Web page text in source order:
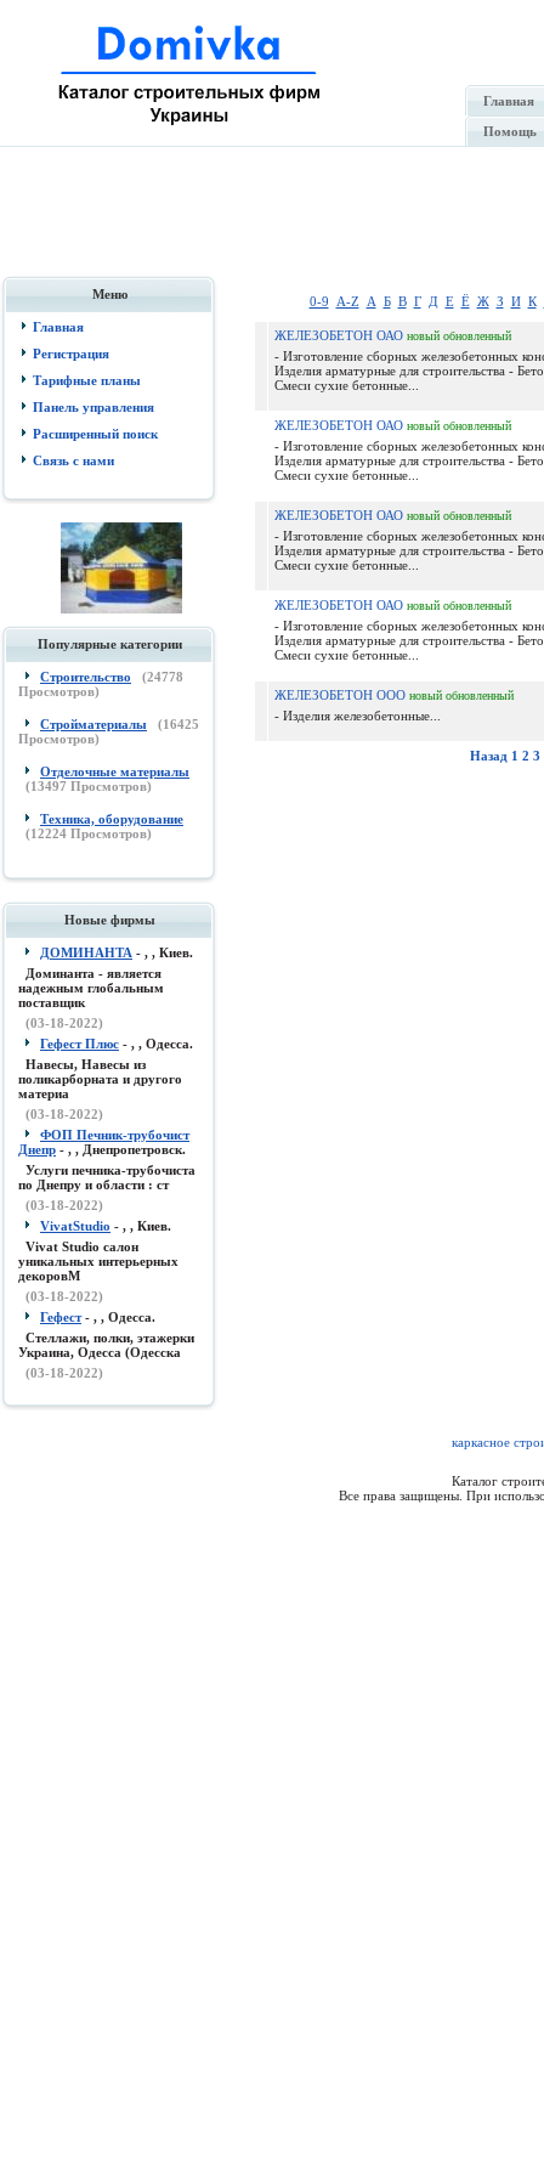
Главная
Помощь
Меню
Главная
Регистрация
Тарифные планы
Панель управления
Расширенный поиск
Связь с нами
Популярные категории
Строительство (24778
Просмотров)
Стройматериалы (16425
Просмотров)
Отделочные материалы
(13497 Просмотров)
Техника, оборудование
(12224 Просмотров)
Новые фирмы
ДОМИНАНТА - , , Киев.
Доминанта - является
надежным глобальным
поставщик
(03-18-2022)
Гефест Плюс - , , Одесса.
Навесы, Навесы из
поликарборната и другого
материа
(03-18-2022)
ФОП Печник-трубочист
Днепр - , , Днепропетровск.
Услуги печника-трубочиста
по Днепру и области : ст
(03-18-2022)
VivatStudio - , , Киев.
Vivat Studio салон
уникальных интерьерных
декоровМ
(03-18-2022)
Гефест- , , Одесса.
Стеллажи, полки, этажерки
Украина, Одесса (Одесска
(03-18-2022)
0-9 A-Z А Б В Г Д Е Ё Ж З И К
ЖЕЛЕЗОБЕТОН ОАО новый обновленный
- Изготовление сборных железобетонных
Изделия арматурные для строительства -
Смеси сухие бетонные...
ЖЕЛЕЗОБЕТОН ОАО новый обновленный
- Изготовление сборных железобетонных
Изделия арматурные для строительства -
Смеси сухие бетонные...
ЖЕЛЕЗОБЕТОН ОАО новый обновленный
- Изготовление сборных железобетонных
Изделия арматурные для строительства -
Смеси сухие бетонные...
ЖЕЛЕЗОБЕТОН ОАО новый обновленный
- Изготовление сборных железобетонных
Изделия арматурные для строительства -
Смеси сухие бетонные...
ЖЕЛЕЗОБЕТОН ООО новый обновленный
- Изделия железобетонные...
Назад 1 2 3
каркасное
Каталог
Все права защищены. При